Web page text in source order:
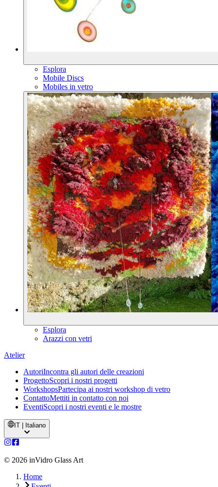
Esplora
Mobile Discs
Mobiles in vetro
Esplora
Arazzi con vetri
Atelier
AutoriIncontra gli autori delle creazioni
ProgettoScopri i nostri progetti
WorkshopsPartecipa ai nostri workshop di vetro
ContattoMettiti in contatto con noi
EventiScopri i nostri eventi e le mostre
IT | Italiano
© 2026 inVidro Glass Art
Home